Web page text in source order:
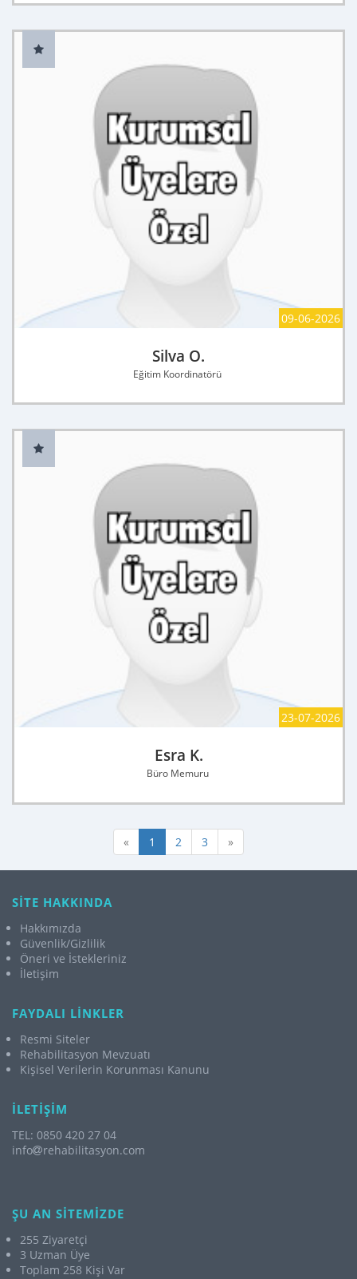
09-06-2026
Silva O.
Eğitim Koordinatörü
23-07-2026
Esra K.
Büro Memuru
« 1 2 3 »
SİTE HAKKINDA
Hakkımızda
Güvenlik/Gizlilik
Öneri ve İstekleriniz
İletişim
FAYDALI LİNKLER
Resmi Siteler
Rehabilitasyon Mevzuatı
Kişisel Verilerin Korunması Kanunu
İLETİŞİM
TEL: 0850 420 27 04
info
rehabilitasyon.com
ŞU AN SİTEMİZDE
255 Ziyaretçi
3 Uzman Üye
Toplam 258 Kişi Var